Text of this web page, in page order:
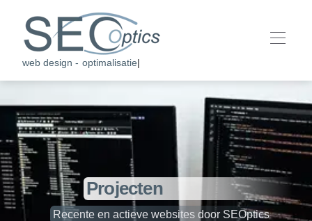
web design - optimalisatie -
Projecten
Recente en actieve websites door SEOptics